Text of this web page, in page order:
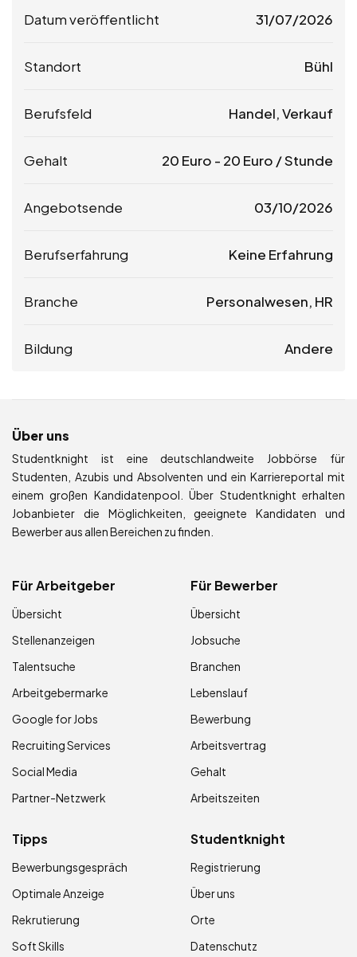
Datum veröffentlicht 31/07/2026
Standort Bühl
Berufsfeld Handel, Verkauf
Gehalt 20 Euro - 20 Euro / Stunde
Angebotsende 03/10/2026
Berufserfahrung Keine Erfahrung
Branche Personalwesen, HR
Bildung Andere
Über uns
Studentknight ist eine deutschlandweite Jobbörse für
Studenten, Azubis und Absolventen und ein Karriereportal mit
einem großen Kandidatenpool. Über Studentknight erhalten
Jobanbieter die Möglichkeiten, geeignete Kandidaten und
Bewerber aus allen Bereichen zu finden.
Für Arbeitgeber
Übersicht
Stellenanzeigen
Talentsuche
Arbeitgebermarke
Google for Jobs
Recruiting Services
Social Media
Partner-Netzwerk
Für Bewerber
Übersicht
Jobsuche
Branchen
Lebenslauf
Bewerbung
Arbeitsvertrag
Gehalt
Arbeitszeiten
Tipps
Bewerbungsgespräch
Optimale Anzeige
Rekrutierung
Soft Skills
Studentknight
Registrierung
Über uns
Orte
Datenschutz